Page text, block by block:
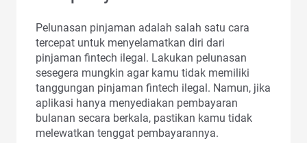
Pelunasan pinjaman adalah salah satu cara
tercepat untuk menyelamatkan diri dari
pinjaman fintech ilegal. Lakukan pelunasan
sesegera mungkin agar kamu tidak memiliki
tanggungan pinjaman fintech ilegal. Namun, jika
aplikasi hanya menyediakan pembayaran
bulanan secara berkala, pastikan kamu tidak
melewatkan tenggat pembayarannya.